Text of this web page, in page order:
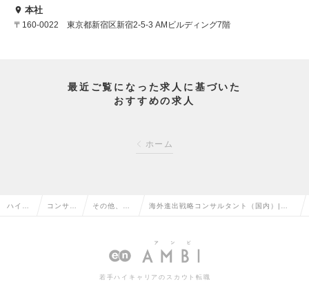
本社
〒160-0022 東京都新宿区新宿2-5-3 AMビルディング7階
最近ご覧になった求人に基づいた
おすすめの求人
ホーム
ハイク コンサル その他、コ
ト系の転職
海外進出戦略コンサルタント（国内）|若
上げまで一気通貫支援の求人情報
若手ハイキャリアのスカウト転職